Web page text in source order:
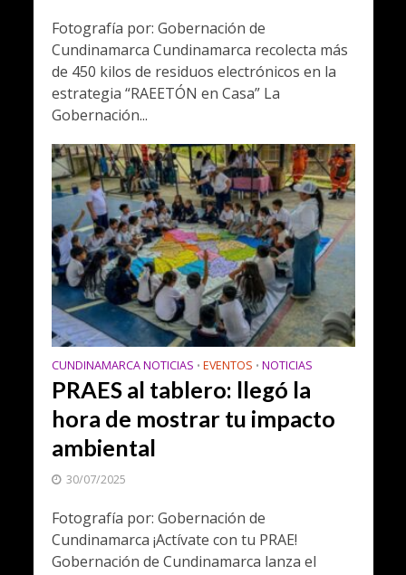
Fotografía por: Gobernación de
Cundinamarca Cundinamarca recolecta más
de 450 kilos de residuos electrónicos en la
estrategia “RAEETÓN en Casa” La
Gobernación...
CUNDINAMARCA NOTICIAS • EVENTOS • NOTICIAS
PRAES al tablero: llegó la
hora de mostrar tu impacto
ambiental
30/07/2025
Fotografía por: Gobernación de
Cundinamarca ¡Actívate con tu PRAE!
Gobernación de Cundinamarca lanza el